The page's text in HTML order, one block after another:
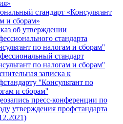
стандарт «Консультант
и сборам»
об утверждении
стандарта
по налогам и сборам''
стандарт
по налогам и сборам''
записка к
''Консультант по
и сборам''
пресс-конференции по
утверждения профстандарта